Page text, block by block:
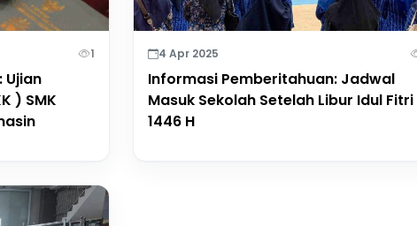
1
Ujian
) SMK
4 Apr 2025
Informasi Pemberitahuan: Jadwal
Masuk Sekolah Setelah Libur Idul Fitri
1446 H